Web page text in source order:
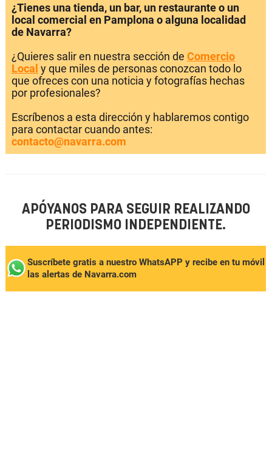
¿Tienes una tienda, un bar, un restaurante o un
local comercial en Pamplona o alguna localidad
de Navarra?
¿Quieres salir en nuestra sección de Comercio
Local y que miles de personas conozcan todo lo
que ofreces con una noticia y fotografías hechas
por profesionales?
Escríbenos a esta dirección y hablaremos contigo
para contactar cuando antes:
contacto@navarra.com
APÓYANOS PARA SEGUIR REALIZANDO
PERIODISMO INDEPENDIENTE.
Suscríbete gratis a nuestro WhatsAPP y recibe en tu móvil
las alertas de Navarra.com